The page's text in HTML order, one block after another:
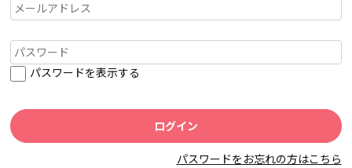
パスワードを表示する
パスワードをお忘れの方はこちら